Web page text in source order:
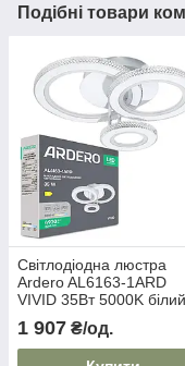
Подібні товари
Світлодіодна люстра
Ardero AL6163-1ARD
VIVID 35Вт 5000K білий
1 907 ₴/од.